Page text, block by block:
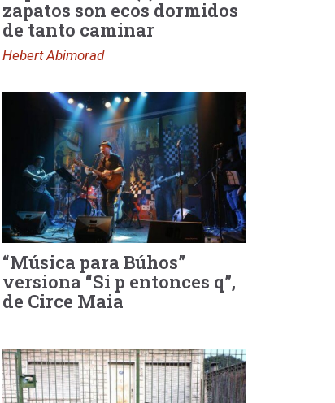
zapatos son ecos dormidos
de tanto caminar
Hebert Abimorad
“Música para Búhos”
versiona “Si p entonces q”,
de Circe Maia